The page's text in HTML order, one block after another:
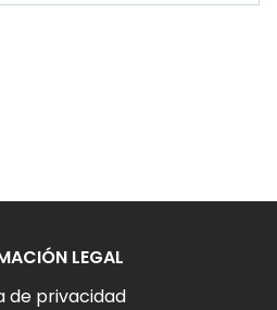
LEGAL
de privacidad